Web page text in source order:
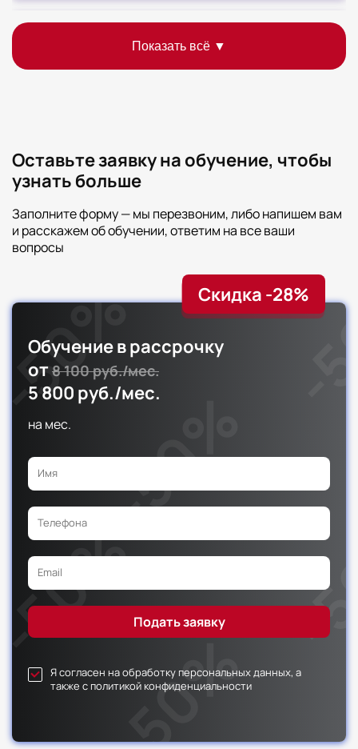
2 2
58 14 72 Итоговый тест
Оставьте заявку на обучение, чтобы
узнать больше
Заполните форму — мы перезвоним, либо напишем вам
и расскажем об обучении, ответим на все ваши
вопросы
Скидка -28%
Обучение в рассрочку
от8 100 руб./мес.
5 800 руб./мес.
на мес.
Я согласен на обработку персональных данных, а
также с политикой конфиденциальности